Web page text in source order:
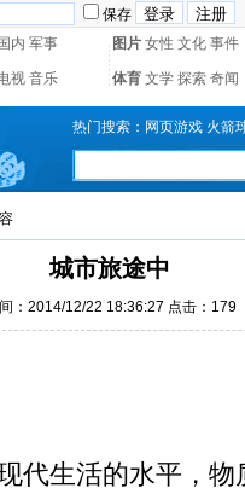
保存
国内 军事 图片 女性 文化 事件
视 音乐 体育 文学 探索 奇闻
热门搜索： 网页游戏 火箭
城市旅途中
：2014/12/22 18:36:27 点击： 179
生活的水平，物